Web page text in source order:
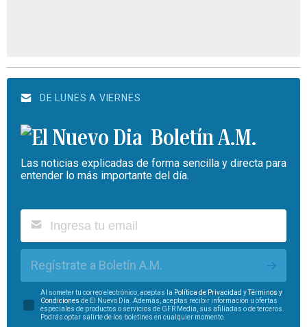
DE LUNES A VIERNES
Boletín A.M.
Las noticias explicadas de forma sencilla y directa para
entender lo más importante del día.
Regístrate a Boletín A.M.
Al someter tu correo electrónico, aceptas la Política de Privacidad yTérminos y
Condiciones de El Nuevo Día. Además, aceptas recibir información u ofertas
especiales de productos o servicios de GFR Media, sus afiliadas o de terceros.
Podrás optar salirte de los boletines en cualquier momento.